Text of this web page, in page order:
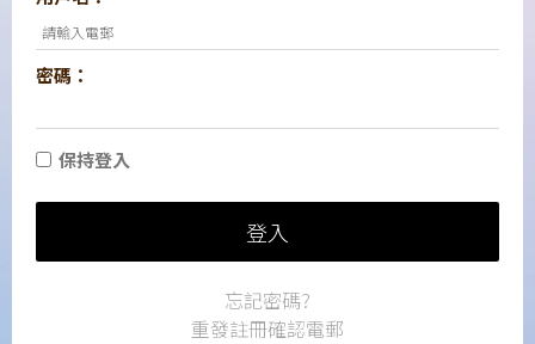
密碼：
保持登入
登入
忘記密碼?
重發註冊確認電郵